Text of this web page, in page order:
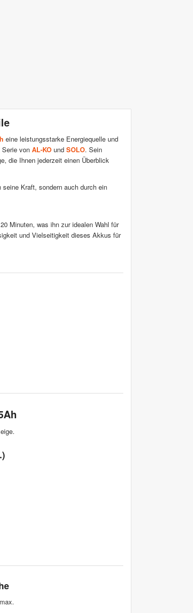
eine leistungsstarke Energiequelle und
Serie von AL-KO und SOLO. Sein
die Ihnen jederzeit einen Überblick
Kraft, sondern auch durch ein
Minuten, was ihn zur idealen Wahl für
und Vielseitigkeit dieses Akkus für